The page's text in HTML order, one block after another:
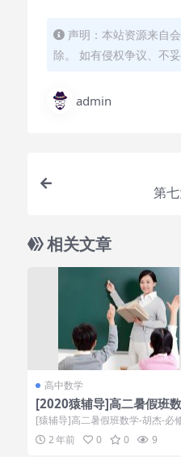
声明：本站资源来自
除。 如有侵权争议、不
admin
第
相关文章
高中数学
[2020猿辅导]高二暑假班数
胡杰-必修三
[猿辅导]高二暑假班数学-胡杰-必
[百度网盘免费下载] 课程目录：
━...2 年前 0 0 9